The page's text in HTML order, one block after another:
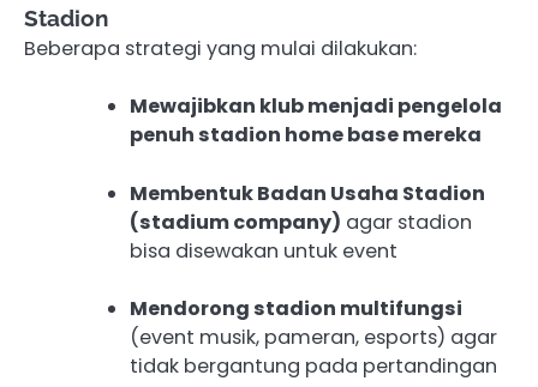
Stadion
Beberapa strategi yang mulai dilakukan:
Mewajibkan klub menjadi pengelola
penuh stadion home base mereka
Membentuk Badan Usaha Stadion
(stadium company) agar stadion
bisa disewakan untuk event
Mendorong stadion multifungsi
(event musik, pameran, esports) agar
tidak bergantung pada pertandingan